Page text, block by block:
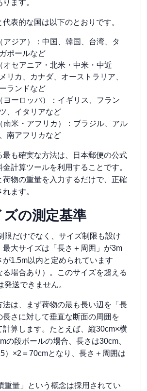
ます。
表的な国は以下のとおりです。
アジア）：中国、韓国、台湾、タ
ポールなど
オセアニア・北米・中米・中近
リカ、カナダ、オーストラリア、
ランドなど
ヨーロッパ）：イギリス、フラン
、イタリアなど
南米・アフリカ）：ブラジル、アル
南アフリカなど
最も確実な方法は、日本郵便の公式
計算ツールを利用することです。
荷物の重量を入力するだけで、正確
ます。
の測定基準
限だけでなく、サイズ制限も設け
最大サイズは「長さ＋周囲」が3m
が1.5m以内と定められています
る場合あり）。このサイズを超える
送できません。
法は、まず荷物の最も長い辺を「長
長さに対して垂直な断面の周囲を
計算します。たとえば、縦30cm×横
の段ボールの場合、長さは30cm、
）×2＝70cmとなり、長さ＋周囲は
重量」という概念は採用されてい